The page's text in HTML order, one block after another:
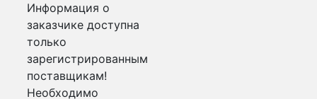
Информация о
заказчике доступна
только
зарегистрированным
поставщикам!
Необходимо